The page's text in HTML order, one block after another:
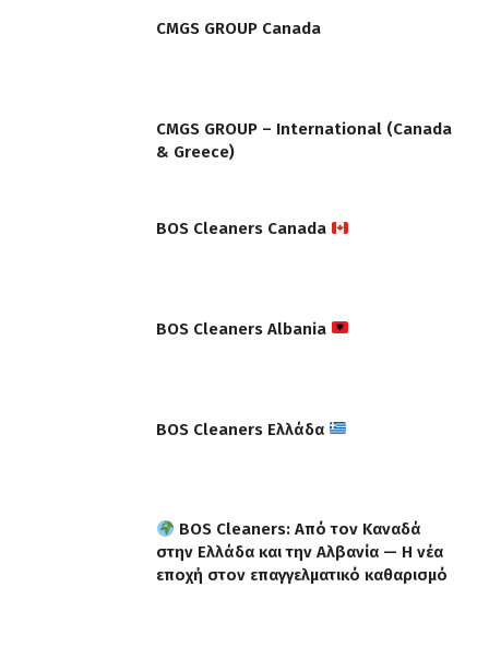
CMGS GROUP Canada
CMGS GROUP – International (Canada
& Greece)
BOS Cleaners Canada
BOS Cleaners Albania
BOS Cleaners Ελλάδα
BOS Cleaners: Από τον Καναδά
στην Ελλάδα και την Αλβανία — Η νέα
εποχή στον επαγγελματικό καθαρισμό